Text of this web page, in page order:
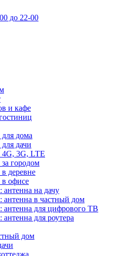
до 22-00
и кафе
дома
дачи
4G, 3G, LTE
городом
деревне
в офисе
антенна на дачу
антенна в частный дом
антенна для цифрового ТВ
для роутера
дом